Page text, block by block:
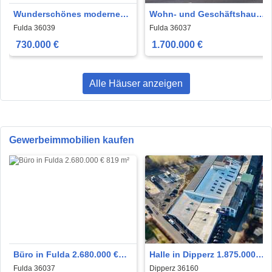
Wunderschönes modernes
Einfamilienhaus -mit
traumhaftem Ausblick
Fulda 36039
730.000 €
Wohn- und Geschäftshaus
an der Petersberger Straße!
Fulda 36037
1.700.000 €
Alle Häuser anzeigen
Gewerbeimmobilien kaufen
Büro in Fulda 2.680.000 €
819 m²
Fulda 36037
Halle in Dipperz 1.875.000 €
4260 m²
Dipperz 36160